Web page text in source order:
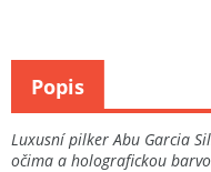
Luxusní pilker Abu Garcia
očima a holografickou
Popis